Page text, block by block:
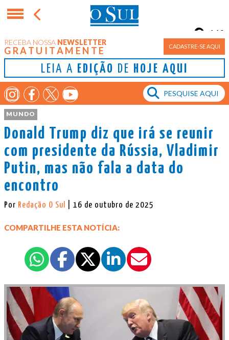
RECEBA NOSSA NEWSLETTER
GRATUITAMENTE CADASTRE-SE AQUI
LEIA A EDIÇÃO DE HOJE AQUI
Porto Alegre
11°
MUNDO
Donald Trump diz que irá se reunir
com presidente da Rússia, Vladimir
Putin, mas não fala a data do
encontro
Por Redação O Sul | 16 de outubro de 2025
COMPARTILHE ESTA NOTÍCIA: